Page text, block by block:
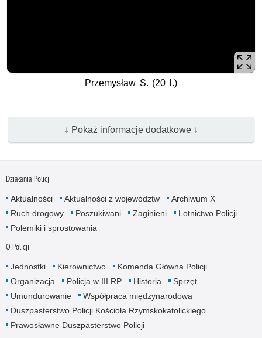
Przemysław S. (20 l.)
↓ Pokaż informacje dodatkowe ↓
Działania Policji
Aktualności Aktualności z województw
Archiwum X
Ruch drogowy
Poszukiwani Zaginieni
Lotnictwo Policji
Polemiki i sprostowania
O Policji
Jednostki Kierownictwo
Komenda Główna Policji
Organizacja
Policja w III RP Historia
Sprzęt
Umundurowanie
Współpraca międzynarodowa
Duszpasterstwo Policji Kościoła Rzymskokatolickiego
Prawosławne Duszpasterstwo Policji